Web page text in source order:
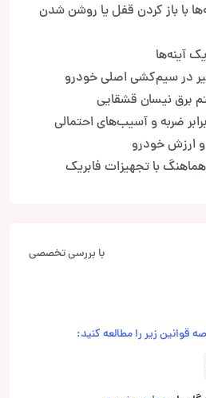
با باز کردن قفل یا روشن شدن
آینه‌ها
در سیم‌کشی اصلی خودرو
برق نیسان قشقایی
ضربه و آسیب‌های احتمالی
و ارزش خودرو
هماهنگ با تجهیزات فابریک
با بررسی تخصصی
قوانین زیر را مطالعه کنید: